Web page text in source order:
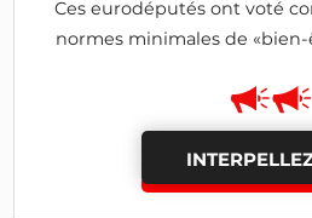
Ces eurodéputés ont voté
normes minimales de